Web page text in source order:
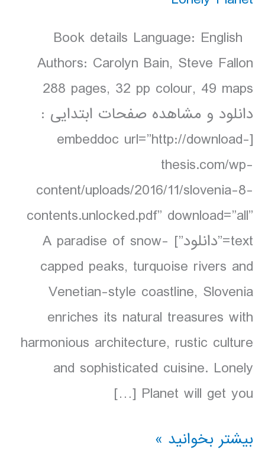
Book details Language: English
Authors: Carolyn Bain, Steve Fallon
288 pages, 32 pp colour, 49 maps
دانلود و مشاهده صفحات ابتدایی :
[embeddoc url=”http://download-
thesis.com/wp-
content/uploads/2016/11/slovenia-8-
contents.unlocked.pdf” download=”all”
text=”دانلود”] A paradise of snow-
capped peaks, turquoise rivers and
Venetian-style coastline, Slovenia
enriches its natural treasures with
harmonious architecture, rustic culture
and sophisticated cuisine. Lonely
Planet will get you […]
دانلود
بیشتر بخوانید »